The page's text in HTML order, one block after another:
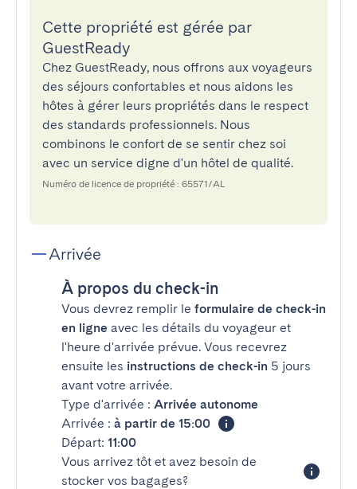
Cette propriété est gérée par
GuestReady
Chez GuestReady, nous offrons aux voyageurs
des séjours confortables et nous aidons les
hôtes à gérer leurs propriétés dans le respect
des standards professionnels. Nous
combinons le confort de se sentir chez soi
avec un service digne d'un hôtel de qualité.
Numéro de licence de propriété : 65571/AL
Arrivée
À propos du check-in
Vous devrez remplir le formulaire de check-in
en ligne avec les détails du voyageur et
l'heure d'arrivée prévue. Vous recevrez
ensuite les instructions de check-in 5 jours
avant votre arrivée.
Type d'arrivée : Arrivée autonome
Arrivée : à partir de 15:00
Départ: 11:00
Vous arrivez tôt et avez besoin de
stocker vos bagages?